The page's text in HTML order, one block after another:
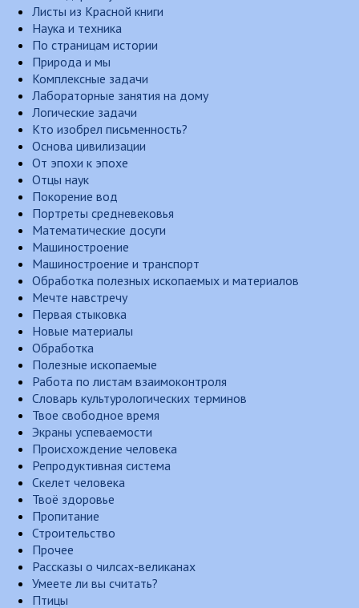
Листы из Красной книги
Наука и техника
По страницам истории
Природа и мы
Комплексные задачи
Лабораторные занятия на дому
Логические задачи
Кто изобрел письменность?
Основа цивилизации
От эпохи к эпохе
Отцы наук
Покорение вод
Портреты средневековья
Математические досуги
Машиностроение
Машиностроение и транспорт
Обработка полезных ископаемых и материалов
Мечте навстречу
Первая стыковка
Новые материалы
Обработка
Полезные ископаемые
Работа по листам взаимоконтроля
Словарь культурологических терминов
Твое свободное время
Экраны успеваемости
Происхождение человека
Репродуктивная система
Скелет человека
Твоё здоровье
Пропитание
Строительство
Прочее
Рассказы о чилсах-великанах
Умеете ли вы считать?
Птицы